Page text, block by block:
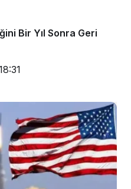
Bir Yıl Sonra Geri